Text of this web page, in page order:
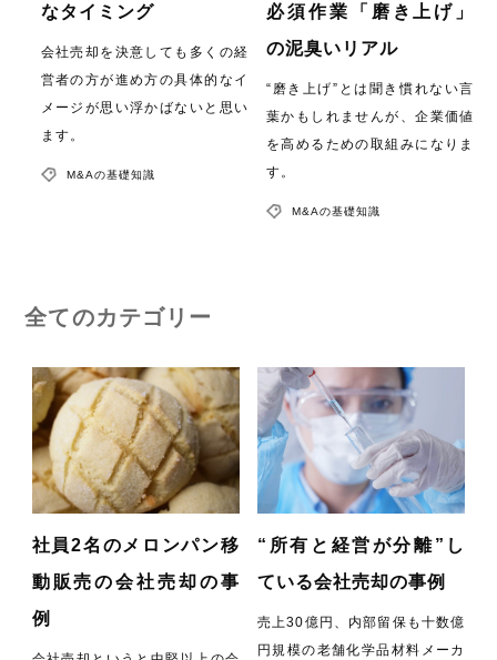
なタイミング
会社売却を決意しても多くの経
営者の方が進め方の具体的なイ
メージが思い浮かばないと思い
ます。
M&Aの基礎知識
必須作業「磨き上げ」
の泥臭いリアル
“磨き上げ”とは聞き慣れない言
葉かもしれませんが、企業価値
を高めるための取組みになりま
す。
M&Aの基礎知識
全てのカテゴリー
社員2名のメロンパン移
動販売の会社売却の事
例
“所有と経営が分離”し
ている会社売却の事例
売上30億円、内部留保も十数億
円規模の老舗化学品材料メーカ